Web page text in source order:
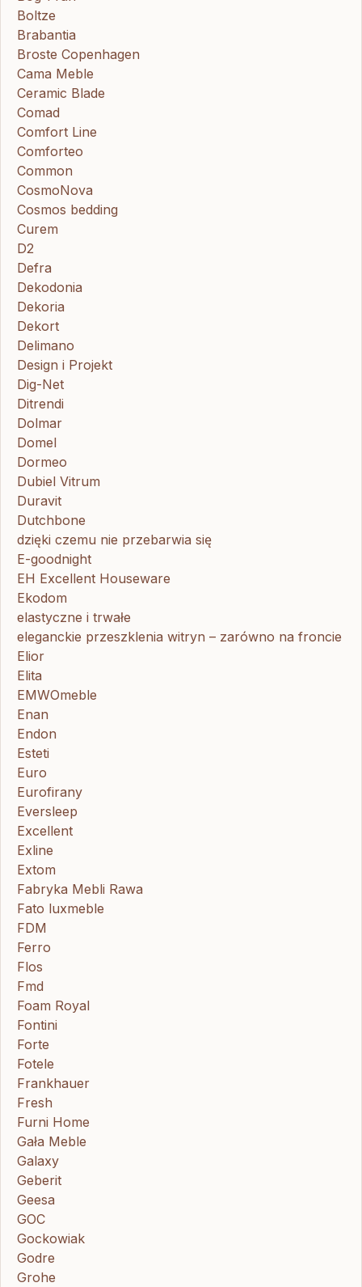
Boltze
Brabantia
Broste Copenhagen
Cama Meble
Ceramic Blade
Comad
Comfort Line
Comforteo
Common
CosmoNova
Cosmos bedding
Curem
D2
Defra
Dekodonia
Dekoria
Dekort
Delimano
Design i Projekt
Dig-Net
Ditrendi
Dolmar
Domel
Dormeo
Dubiel Vitrum
Duravit
Dutchbone
dzięki czemu nie przebarwia się
E-goodnight
EH Excellent Houseware
Ekodom
elastyczne i trwałe
eleganckie przeszklenia witryn – zarówno na froncie
Elior
Elita
EMWOmeble
Enan
Endon
Esteti
Euro
Eurofirany
Eversleep
Excellent
Exline
Extom
Fabryka Mebli Rawa
Fato luxmeble
FDM
Ferro
Flos
Fmd
Foam Royal
Fontini
Forte
Fotele
Frankhauer
Fresh
Furni Home
Gała Meble
Galaxy
Geberit
Geesa
GOC
Gockowiak
Godre
Grohe